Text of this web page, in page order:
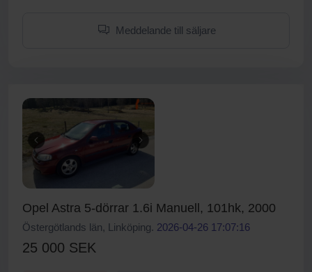
Meddelande till säljare
Opel Astra 5-dörrar 1.6i Manuell, 101hk, 2000
Östergötlands län, Linköping. 2026-04-26 17:07:16
25 000 SEK